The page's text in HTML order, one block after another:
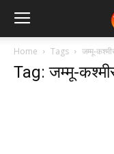
Home Tags जम्मू-
Tag: जम्मू-